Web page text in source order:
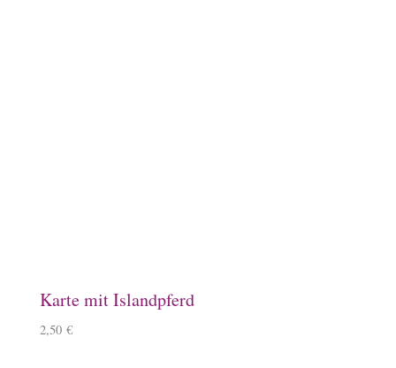
Karte mit Islandpferd
2,50 €